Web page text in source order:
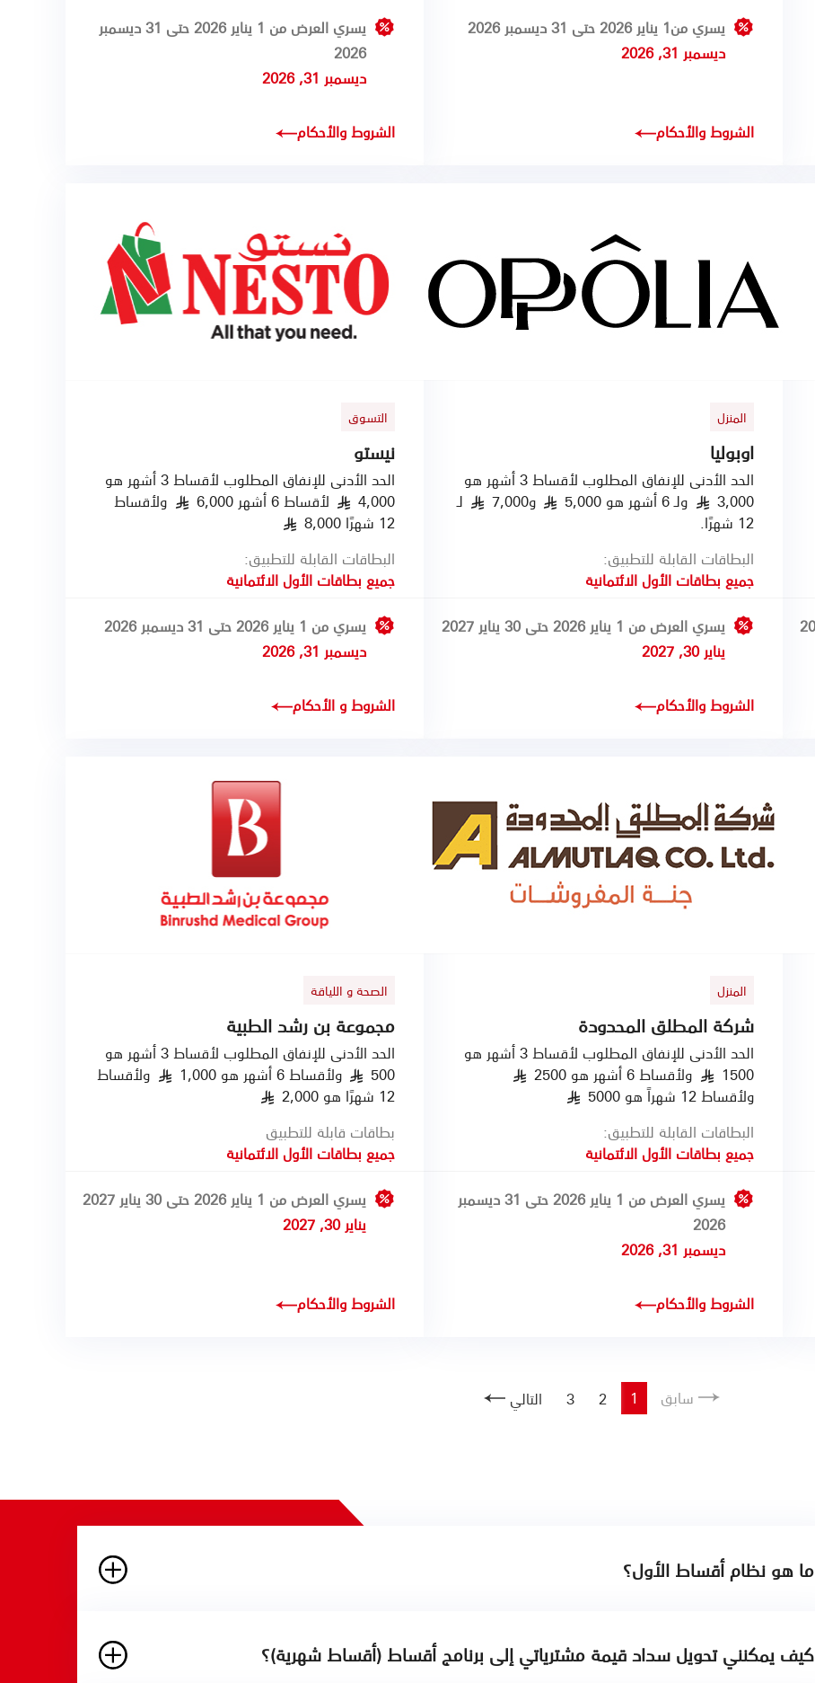
يسري من1 يناير 2026 حتى 31 ديسمبر 2026
ديسمبر 31, 2026
الشروط والأحكام
يسري العرض من 1 يناير 2026 حتى 31 ديسمبر
2026
ديسمبر 31, 2026
الشروط والأحكام
المنزل
اوبوليا
الحد الأدنى للإنفاق المطلوب لأقساط 3 أشهر هو
3,000
§ ولـ 6 أشهر هو 5,000 § و7,000 §
لـ
12 شهرًا.
البطاقات القابلة للتطبيق:
جميع بطاقات الأول الائتمانية
يسري العرض من 1 يناير 2026 حتى 30 يناير 2027
يناير 30, 2027
الشروط والأحكام
التسوق
نيستو
الحد الأدنى للإنفاق المطلوب لأقساط 3 أشهر هو
4,000
§ لأقساط 6 أشهر 6,000 §
ولأقساط
12 شهرًا 8,000
§
البطاقات القابلة للتطبيق:
جميع بطاقات الأول الائتمانية
يسري من 1 يناير 2026 حتى 31 ديسمبر 2026
ديسمبر 31, 2026
الشروط و الأحكام
المنزل
شركة المطلق المحدودة
الحد الأدنى للإنفاق المطلوب لأقساط 3 أشهر هو
1500
§ ولأقساط 6 أشهر هو 2500 §
ولأقساط 12 شهراً هو 5000 §
البطاقات القابلة للتطبيق:
جميع بطاقات الأول الائتمانية
يسري العرض من 1 يناير 2026 حتى 31 ديسمبر
2026
ديسمبر 31, 2026
الشروط والأحكام
الصحة و اللياقة
مجموعة بن رشد الطبية
الحد الأدنى للإنفاق المطلوب لأقساط 3 أشهر هو
500
§ ولأقساط 6 أشهر هو 1,000 §
ولأقساط
12 شهرًا هو 2,000
§
بطاقات قابلة للتطبيق
جميع بطاقات الأول الائتمانية
يسري العرض من 1 يناير 2026 حتى 30 يناير 2027
يناير 30, 2027
الشروط والأحكام
سابق 1
2
3 التالي
ما هو نظام أقساط الأول؟
كيف يمكنني تحويل سداد قيمة مشترياتي إلى برنامج أقساط (أقساط شهرية)؟